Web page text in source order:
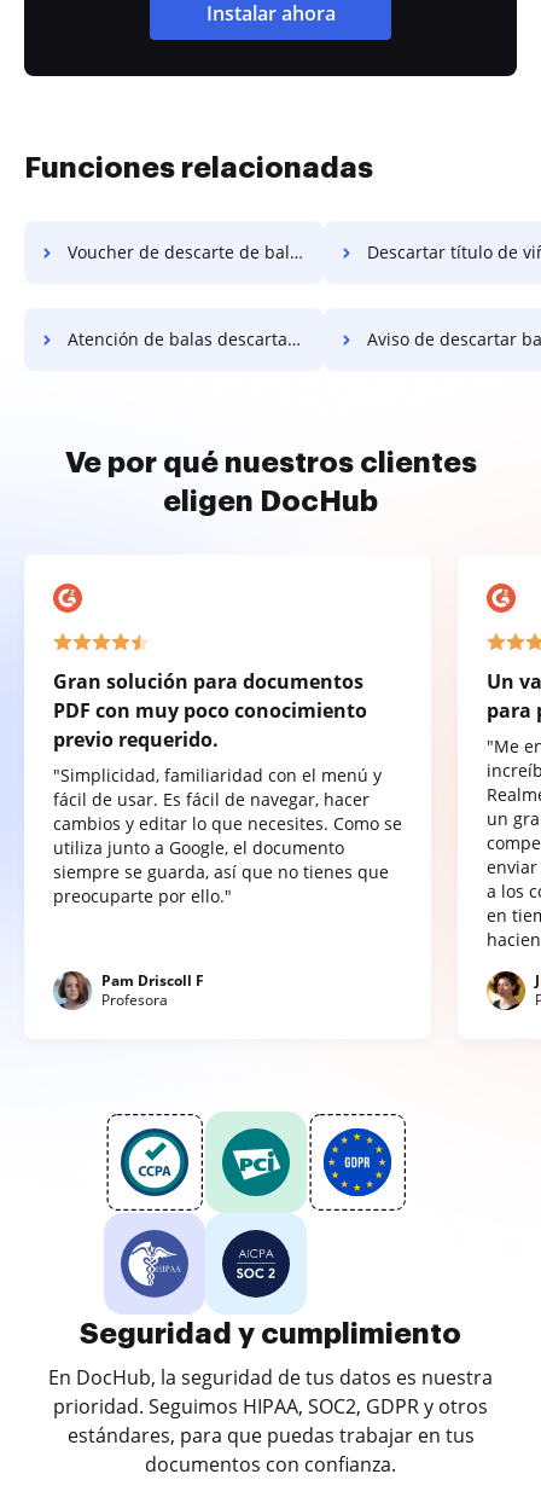
Instalar ahora
Funciones relacionadas
Voucher de descarte de balas Descartar título de
Atención de balas descartadas Aviso de descartar
Ve por qué nuestros clientes
eligen DocHub
Gran solución para documentos
PDF con muy poco conocimiento
previo requerido.
"Simplicidad, familiaridad con el menú y
fácil de usar. Es fácil de navegar, hacer
cambios y editar lo que necesites. Como se
utiliza junto a Google, el documento
siempre se guarda, así que no tienes que
preocuparte por ello."
Pam Driscoll F
Profesora
Un
para
"Me
un
a los
en
Seguridad y cumplimiento
En DocHub, la seguridad de tus datos es nuestra
prioridad. Seguimos HIPAA, SOC2, GDPR y otros
estándares, para que puedas trabajar en tus
documentos con confianza.